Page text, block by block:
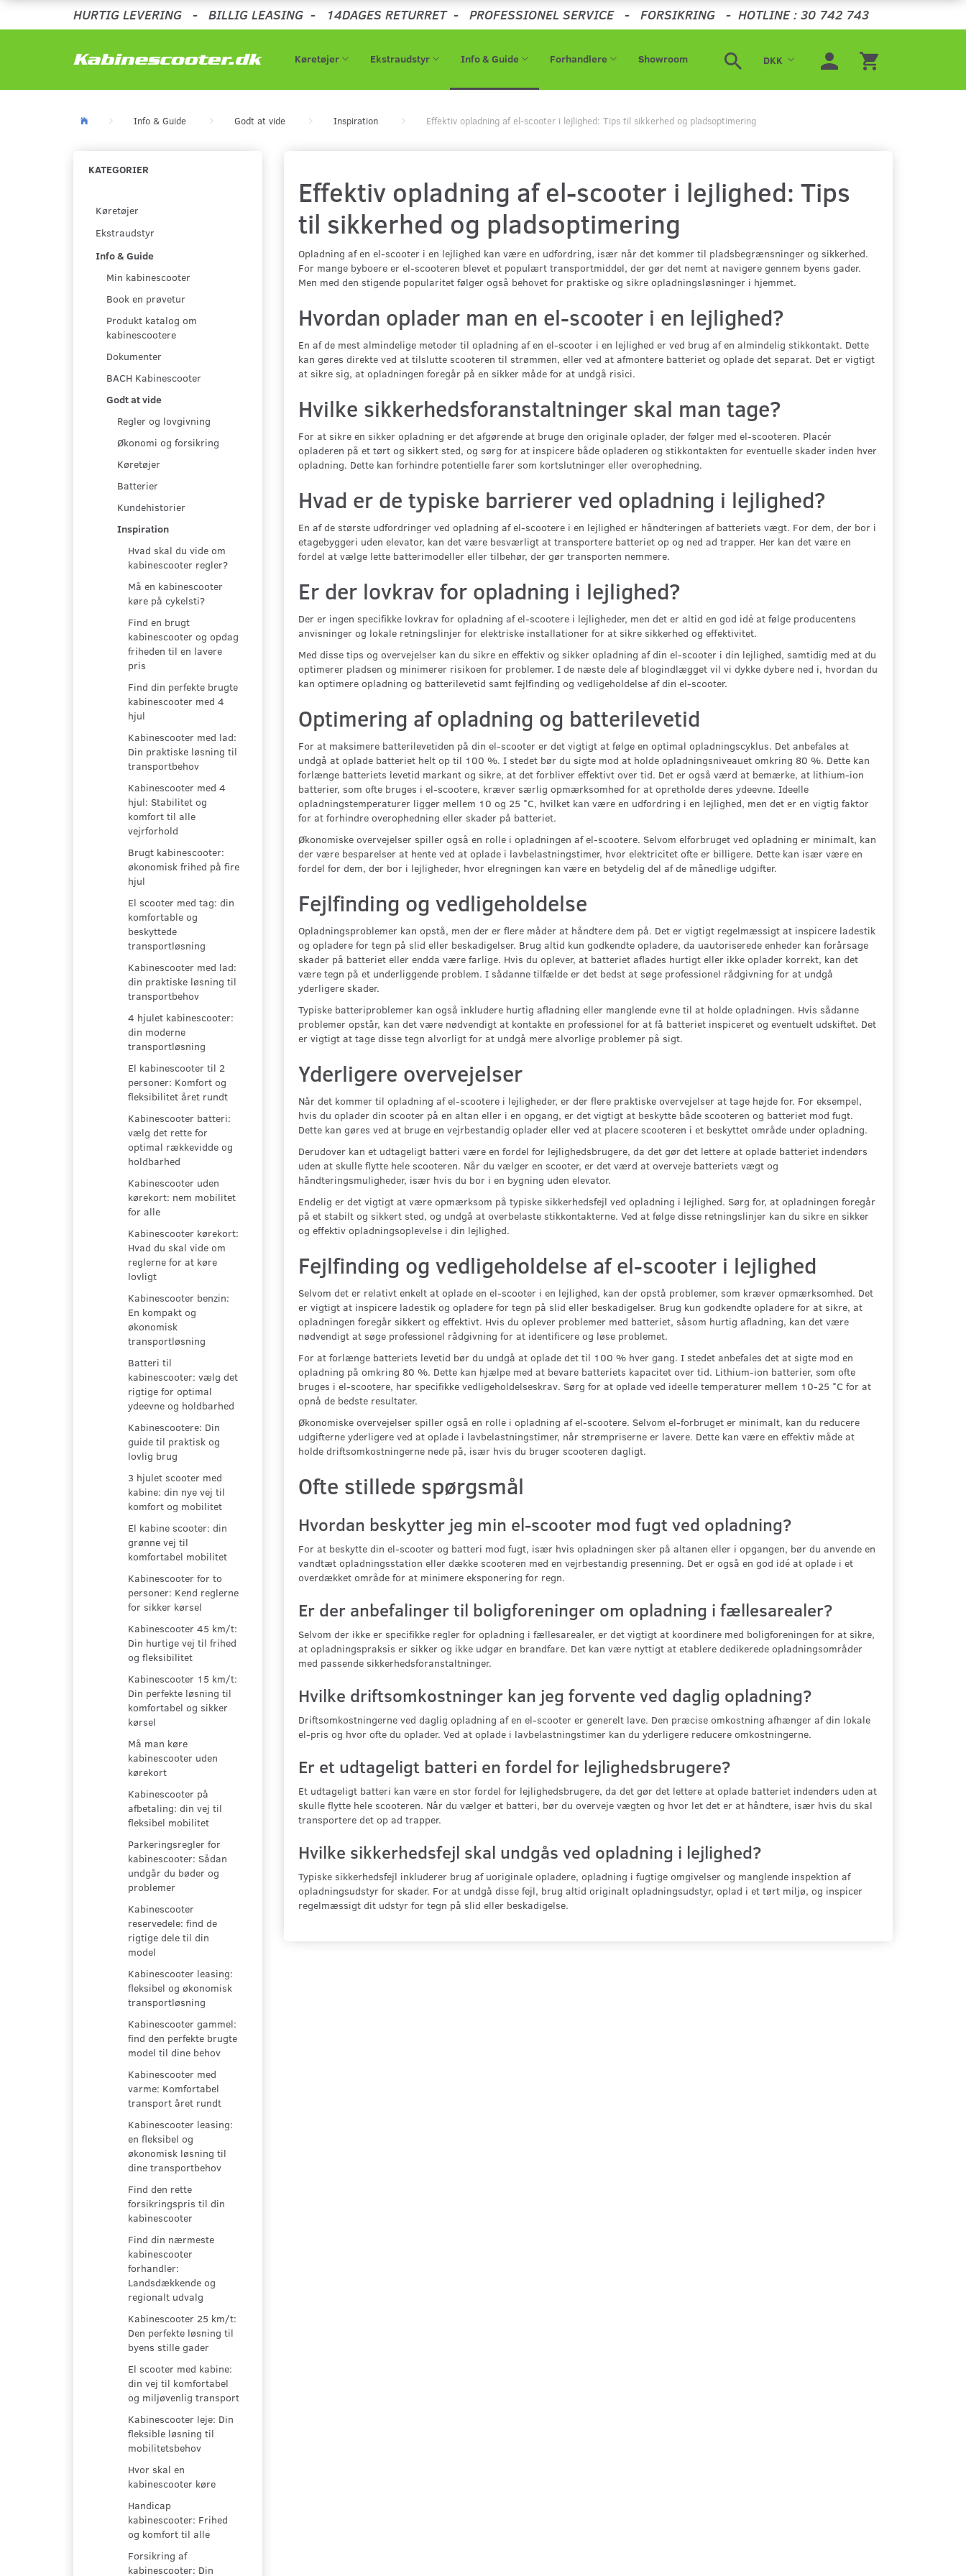
HURTIG LEVERING - BILLIG LEASING - 14DAGES RETURRET- PROFESSIONEL SERVICE- FORSIKRING - HOTLINE : 30 742 743
DKK
Køretøjer Ekstraudstyr Info & Guide Forhandlere Showroom
Info & Guide Godt at vide Inspiration Effektiv opladning af el-scooter i lejlighed: Tips til sikkerhed og pladsoptimering
KATEGORIER
Køretøjer
Ekstraudstyr
Info & Guide
Min kabinescooter
Book en prøvetur
Produkt katalog om
kabinescootere
Dokumenter
BACH Kabinescooter
Godt at vide
Regler og lovgivning
Økonomi og forsikring
Køretøjer
Batterier
Kundehistorier
Inspiration
Hvad skal du vide om
kabinescooter regler?
Må en kabinescooter
køre på cykelsti?
Find en brugt
kabinescooter og opdag
friheden til en lavere
pris
Find din perfekte brugte
kabinescooter med 4
hjul
Kabinescooter med lad:
Din praktiske løsning til
transportbehov
Kabinescooter med 4
hjul: Stabilitet og
komfort til alle
vejrforhold
Brugt kabinescooter:
økonomisk frihed på fire
hjul
El scooter med tag: din
komfortable og
beskyttede
transportløsning
Kabinescooter med lad:
din praktiske løsning til
transportbehov
4 hjulet kabinescooter:
din moderne
transportløsning
El kabinescooter til 2
personer: Komfort og
fleksibilitet året rundt
Kabinescooter batteri:
vælg det rette for
optimal rækkevidde og
holdbarhed
Kabinescooter uden
kørekort: nem mobilitet
for alle
Kabinescooter kørekort:
Hvad du skal vide om
reglerne for at køre
lovligt
Kabinescooter benzin:
En kompakt og
økonomisk
transportløsning
Batteri til
kabinescooter: vælg det
rigtige for optimal
ydeevne og holdbarhed
Kabinescootere: Din
guide til praktisk og
lovlig brug
3 hjulet scooter med
kabine: din nye vej til
komfort og mobilitet
El kabine scooter: din
grønne vej til
komfortabel mobilitet
Kabinescooter for to
personer: Kend reglerne
for sikker kørsel
Kabinescooter 45 km/t:
Din hurtige vej til frihed
og fleksibilitet
Kabinescooter 15 km/t:
Din perfekte løsning til
komfortabel og sikker
kørsel
Må man køre
kabinescooter uden
kørekort
Kabinescooter på
afbetaling: din vej til
fleksibel mobilitet
Parkeringsregler for
kabinescooter: Sådan
undgår du bøder og
problemer
Kabinescooter
reservedele: find de
rigtige dele til din
model
Kabinescooter leasing:
fleksibel og økonomisk
transportløsning
Kabinescooter gammel:
find den perfekte brugte
model til dine behov
Kabinescooter med
varme: Komfortabel
transport året rundt
Kabinescooter leasing:
en fleksibel og
økonomisk løsning til
dine transportbehov
Find den rette
forsikringspris til din
kabinescooter
Find din nærmeste
kabinescooter
forhandler:
Landsdækkende og
regionalt udvalg
Kabinescooter 25 km/t:
Den perfekte løsning til
byens stille gader
El scooter med kabine:
din vej til komfortabel
og miljøvenlig transport
Kabinescooter leje: Din
fleksible løsning til
mobilitetsbehov
Hvor skal en
kabinescooter køre
Handicap
kabinescooter: Frihed
og komfort til alle
Forsikring af
kabinescooter: Din
Effektiv opladning af el-scooter i lejlighed: Tips
til sikkerhed og pladsoptimering
Opladning af en el-scooter i en lejlighed kan være en udfordring, især når det kommer til pladsbegrænsninger og sikkerhed.
For mange byboere er el-scooteren blevet et populært transportmiddel, der gør det nemt at navigere gennem byens gader.
Men med den stigende popularitet følger også behovet for praktiske og sikre opladningsløsninger i hjemmet.
Hvordan oplader man en el-scooter i en lejlighed?
En af de mest almindelige metoder til opladning af en el-scooter i en lejlighed er ved brug af en almindelig stikkontakt. Dette
kan gøres direkte ved at tilslutte scooteren til strømmen, eller ved at afmontere batteriet og oplade det separat. Det er vigtigt
at sikre sig, at opladningen foregår på en sikker måde for at undgå risici.
Hvilke sikkerhedsforanstaltninger skal man tage?
For at sikre en sikker opladning er det afgørende at bruge den originale oplader, der følger med el-scooteren. Placér
opladeren på et tørt og sikkert sted, og sørg for at inspicere både opladeren og stikkontakten for eventuelle skader inden hver
opladning. Dette kan forhindre potentielle farer som kortslutninger eller overophedning.
Hvad er de typiske barrierer ved opladning i lejlighed?
En af de største udfordringer ved opladning af el-scootere i en lejlighed er håndteringen af batteriets vægt. For dem, der bor i
etagebyggeri uden elevator, kan det være besværligt at transportere batteriet op og ned ad trapper. Her kan det være en
fordel at vælge lette batterimodeller eller tilbehør, der gør transporten nemmere.
Er der lovkrav for opladning i lejlighed?
Der er ingen specifikke lovkrav for opladning af el-scootere i lejligheder, men det er altid en god idé at følge producentens
anvisninger og lokale retningslinjer for elektriske installationer for at sikre sikkerhed og effektivitet.
Med disse tips og overvejelser kan du sikre en effektiv og sikker opladning af din el-scooter i din lejlighed, samtidig med at du
optimerer pladsen og minimerer risikoen for problemer. I de næste dele af blogindlægget vil vi dykke dybere ned i, hvordan du
kan optimere opladning og batterilevetid samt fejlfinding og vedligeholdelse af din el-scooter.
Optimering af opladning og batterilevetid
For at maksimere batterilevetiden på din el-scooter er det vigtigt at følge en optimal opladningscyklus. Det anbefales at
undgå at oplade batteriet helt op til 100 %. I stedet bør du sigte mod at holde opladningsniveauet omkring 80 %. Dette kan
forlænge batteriets levetid markant og sikre, at det forbliver effektivt over tid. Det er også værd at bemærke, at lithium-ion
batterier, som ofte bruges i el-scootere, kræver særlig opmærksomhed for at opretholde deres ydeevne. Ideelle
opladningstemperaturer ligger mellem 10 og 25 °C, hvilket kan være en udfordring i en lejlighed, men det er en vigtig faktor
for at forhindre overophedning eller skader på batteriet.
Økonomiske overvejelser spiller også en rolle i opladningen af el-scootere. Selvom elforbruget ved opladning er minimalt, kan
der være besparelser at hente ved at oplade i lavbelastningstimer, hvor elektricitet ofte er billigere. Dette kan især være en
fordel for dem, der bor i lejligheder, hvor elregningen kan være en betydelig del af de månedlige udgifter.
Fejlfinding og vedligeholdelse
Opladningsproblemer kan opstå, men der er flere måder at håndtere dem på. Det er vigtigt regelmæssigt at inspicere ladestik
og opladere for tegn på slid eller beskadigelser. Brug altid kun godkendte opladere, da uautoriserede enheder kan forårsage
skader på batteriet eller endda være farlige. Hvis du oplever, at batteriet aflades hurtigt eller ikke oplader korrekt, kan det
være tegn på et underliggende problem. I sådanne tilfælde er det bedst at søge professionel rådgivning for at undgå
yderligere skader.
Typiske batteriproblemer kan også inkludere hurtig afladning eller manglende evne til at holde opladningen. Hvis sådanne
problemer opstår, kan det være nødvendigt at kontakte en professionel for at få batteriet inspiceret og eventuelt udskiftet. Det
er vigtigt at tage disse tegn alvorligt for at undgå mere alvorlige problemer på sigt.
Yderligere overvejelser
Når det kommer til opladning af el-scootere i lejligheder, er der flere praktiske overvejelser at tage højde for. For eksempel,
hvis du oplader din scooter på en altan eller i en opgang, er det vigtigt at beskytte både scooteren og batteriet mod fugt.
Dette kan gøres ved at bruge en vejrbestandig oplader eller ved at placere scooteren i et beskyttet område under opladning.
Derudover kan et udtageligt batteri være en fordel for lejlighedsbrugere, da det gør det lettere at oplade batteriet indendørs
uden at skulle flytte hele scooteren. Når du vælger en scooter, er det værd at overveje batteriets vægt og
håndteringsmuligheder, især hvis du bor i en bygning uden elevator.
Endelig er det vigtigt at være opmærksom på typiske sikkerhedsfejl ved opladning i lejlighed. Sørg for, at opladningen foregår
på et stabilt og sikkert sted, og undgå at overbelaste stikkontakterne. Ved at følge disse retningslinjer kan du sikre en sikker
og effektiv opladningsoplevelse i din lejlighed.
Fejlfinding og vedligeholdelse af el-scooter i lejlighed
Selvom det er relativt enkelt at oplade en el-scooter i en lejlighed, kan der opstå problemer, som kræver opmærksomhed. Det
er vigtigt at inspicere ladestik og opladere for tegn på slid eller beskadigelser. Brug kun godkendte opladere for at sikre, at
opladningen foregår sikkert og effektivt. Hvis du oplever problemer med batteriet, såsom hurtig afladning, kan det være
nødvendigt at søge professionel rådgivning for at identificere og løse problemet.
For at forlænge batteriets levetid bør du undgå at oplade det til 100 % hver gang. I stedet anbefales det at sigte mod en
opladning på omkring 80 %. Dette kan hjælpe med at bevare batteriets kapacitet over tid. Lithium-ion batterier, som ofte
bruges i el-scootere, har specifikke vedligeholdelseskrav. Sørg for at oplade ved ideelle temperaturer mellem 10-25 °C for at
opnå de bedste resultater.
Økonomiske overvejelser spiller også en rolle i opladning af el-scootere. Selvom el-forbruget er minimalt, kan du reducere
udgifterne yderligere ved at oplade i lavbelastningstimer, når strømpriserne er lavere. Dette kan være en effektiv måde at
holde driftsomkostningerne nede på, især hvis du bruger scooteren dagligt.
Ofte stillede spørgsmål
Hvordan beskytter jeg min el-scooter mod fugt ved opladning?
For at beskytte din el-scooter og batteri mod fugt, især hvis opladningen sker på altanen eller i opgangen, bør du anvende en
vandtæt opladningsstation eller dække scooteren med en vejrbestandig presenning. Det er også en god idé at oplade i et
overdækket område for at minimere eksponering for regn.
Er der anbefalinger til boligforeninger om opladning i fællesarealer?
Selvom der ikke er specifikke regler for opladning i fællesarealer, er det vigtigt at koordinere med boligforeningen for at sikre,
at opladningspraksis er sikker og ikke udgør en brandfare. Det kan være nyttigt at etablere dedikerede opladningsområder
med passende sikkerhedsforanstaltninger.
Hvilke driftsomkostninger kan jeg forvente ved daglig opladning?
Driftsomkostningerne ved daglig opladning af en el-scooter er generelt lave. Den præcise omkostning afhænger af din lokale
el-pris og hvor ofte du oplader. Ved at oplade i lavbelastningstimer kan du yderligere reducere omkostningerne.
Er et udtageligt batteri en fordel for lejlighedsbrugere?
Et udtageligt batteri kan være en stor fordel for lejlighedsbrugere, da det gør det lettere at oplade batteriet indendørs uden at
skulle flytte hele scooteren. Når du vælger et batteri, bør du overveje vægten og hvor let det er at håndtere, især hvis du skal
transportere det op ad trapper.
Hvilke sikkerhedsfejl skal undgås ved opladning i lejlighed?
Typiske sikkerhedsfejl inkluderer brug af uoriginale opladere, opladning i fugtige omgivelser og manglende inspektion af
opladningsudstyr for skader. For at undgå disse fejl, brug altid originalt opladningsudstyr, oplad i et tørt miljø, og inspicer
regelmæssigt dit udstyr for tegn på slid eller beskadigelse.